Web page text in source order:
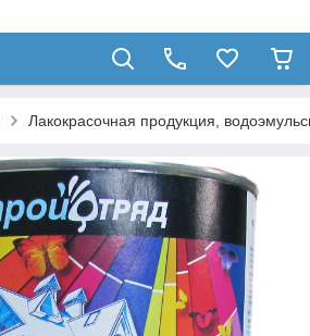
Лакокрасочная продукция,